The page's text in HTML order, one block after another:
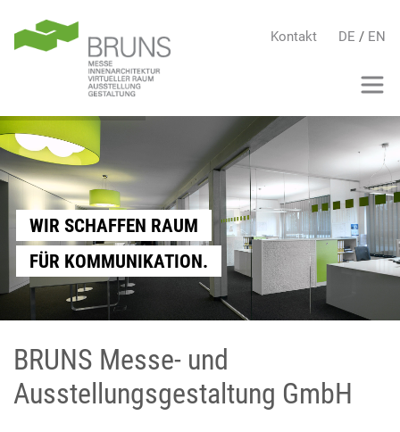
Kontakt DE / EN
WIR SCHAFFEN RAUM
FÜR KOMMUNIKATION.
BRUNS Messe- und
Ausstellungsgestaltung GmbH